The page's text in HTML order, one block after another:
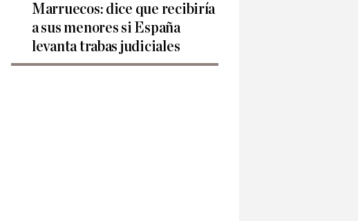
Marruecos: dice que recibiría
a sus menores si España
levanta trabas judiciales